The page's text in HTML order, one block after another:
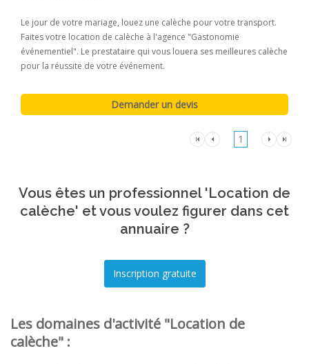
Le jour de votre mariage, louez une calèche pour votre transport.
Faites votre location de calèche à l'agence "Gastonomie
événementiel". Le prestataire qui vous louera ses meilleures calèche
pour la réussite de votre événement.
1
Vous êtes un professionnel 'Location de
calèche' et vous voulez figurer dans cet
annuaire ?
Les domaines d'activité "Location de
calèche" :